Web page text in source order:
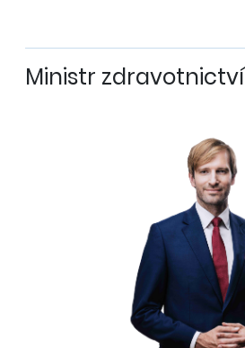
Ministr zdravotnictví